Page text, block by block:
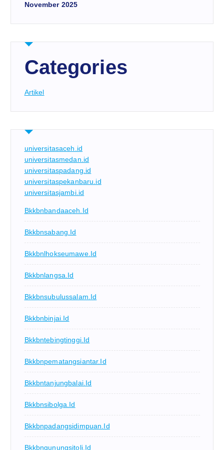
November 2025
Categories
Artikel
universitasaceh.id
universitasmedan.id
universitaspadang.id
universitaspekanbaru.id
universitasjambi.id
Bkkbnbandaaceh.id
Bkkbnsabang.id
Bkkbnlhokseumawe.id
Bkkbnlangsa.id
Bkkbnsubulussalam.id
Bkkbnbinjai.id
Bkkbntebingtinggi.id
Bkkbnpematangsiantar.id
Bkkbntanjungbalai.id
Bkkbnsibolga.id
Bkkbnpadangsidimpuan.id
Bkkbngunungsitoli.id